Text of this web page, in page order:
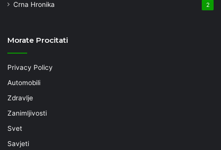
Crna Hronika 2
Morate Procitati
Privacy Policy
Automobili
Zdravlje
Zanimljivosti
Svet
Savjeti